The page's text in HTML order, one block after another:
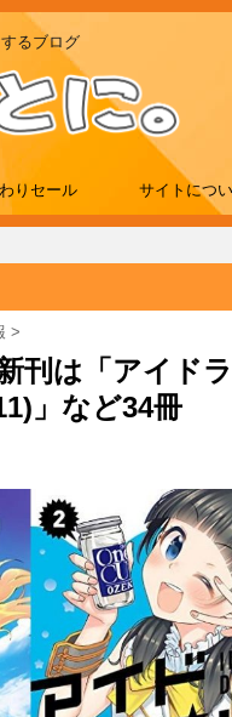
るブログ
りセール サイトにつ
>
刊は「アイド
」など34冊